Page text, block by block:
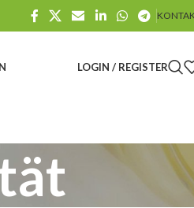
LOGIN / REGISTER